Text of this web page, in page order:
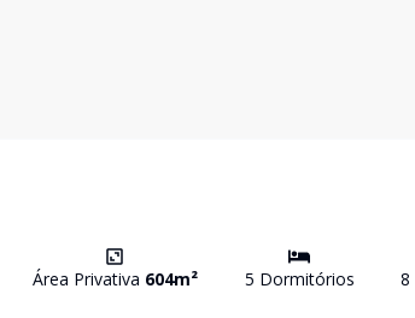
Área Privativa 604m² 5 Dormitórios 8